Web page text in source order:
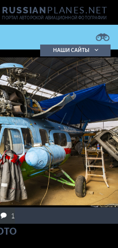
RUSSIANPLANES.NET
ПОРТАЛ АВТОРСКОЙ АВИАЦИОННОЙ ФОТОГРАФИИ
Подробно
НАШИ САЙТЫ
1